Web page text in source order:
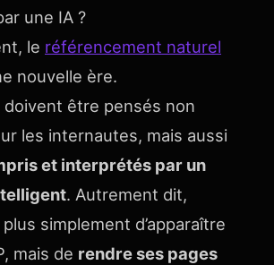
une IA ?
le référencement naturel
nouvelle ère.
être pensés non
les internautes, mais aussi
et interprétés par un
. Autrement dit,
plus simplement d’apparaître
mais de rendre ses pages